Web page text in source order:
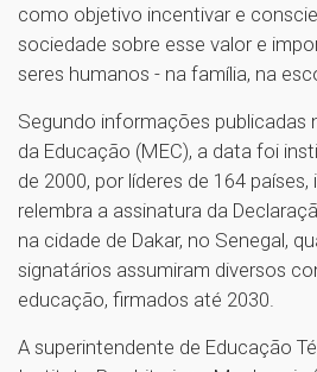
como objetivo incentivar e
sociedade sobre esse valor e
seres humanos - na família, na
Segundo informações publicadas
da Educação (MEC), a data foi
de 2000, por líderes de 164 países,
relembra a assinatura da
na cidade de Dakar, no Senegal,
signatários assumiram diversos
educação, firmados até 2030.
A superintendente de Educação